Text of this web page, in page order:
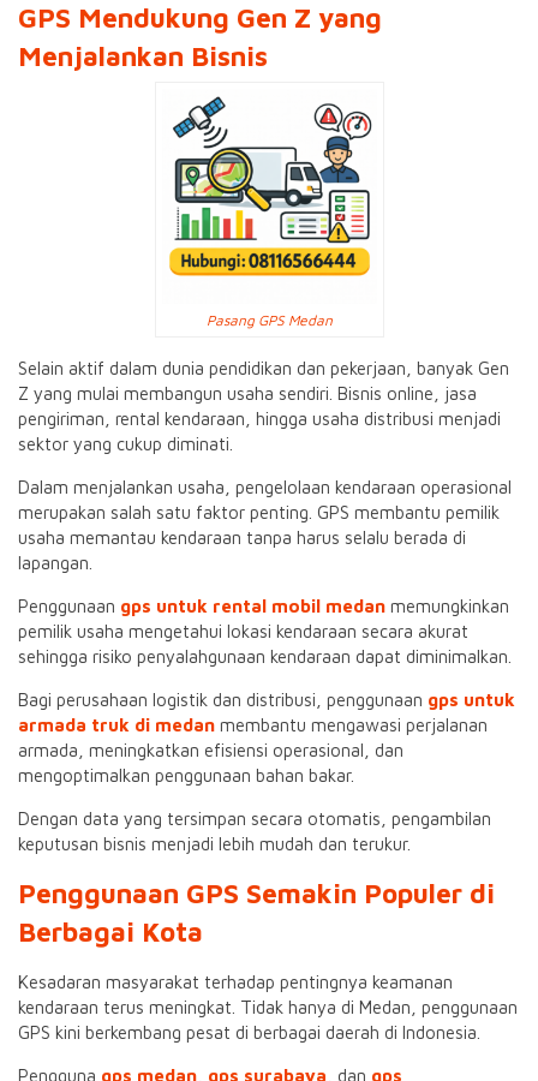
GPS Mendukung Gen Z yang
Menjalankan Bisnis
Pasang GPS Medan
Selain aktif dalam dunia pendidikan dan pekerjaan, banyak Gen
Z yang mulai membangun usaha sendiri. Bisnis online, jasa
pengiriman, rental kendaraan, hingga usaha distribusi menjadi
sektor yang cukup diminati.
Dalam menjalankan usaha, pengelolaan kendaraan operasional
merupakan salah satu faktor penting. GPS membantu pemilik
usaha memantau kendaraan tanpa harus selalu berada di
lapangan.
Penggunaan gps untuk rental mobil medan memungkinkan
pemilik usaha mengetahui lokasi kendaraan secara akurat
sehingga risiko penyalahgunaan kendaraan dapat diminimalkan.
Bagi perusahaan logistik dan distribusi, penggunaan gps untuk
armada truk di medan membantu mengawasi perjalanan
armada, meningkatkan efisiensi operasional, dan
mengoptimalkan penggunaan bahan bakar.
Dengan data yang tersimpan secara otomatis, pengambilan
keputusan bisnis menjadi lebih mudah dan terukur.
Penggunaan GPS Semakin Populer di
Berbagai Kota
Kesadaran masyarakat terhadap pentingnya keamanan
kendaraan terus meningkat. Tidak hanya di Medan, penggunaan
GPS kini berkembang pesat di berbagai daerah di Indonesia.
Pengguna gps medan gps surabaya , dan gps